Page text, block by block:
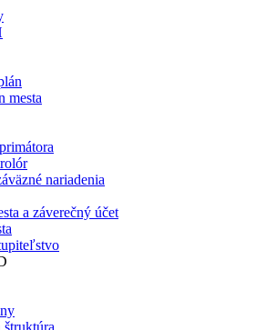
mesta
nariadenia
a záverečný účet
štruktúra